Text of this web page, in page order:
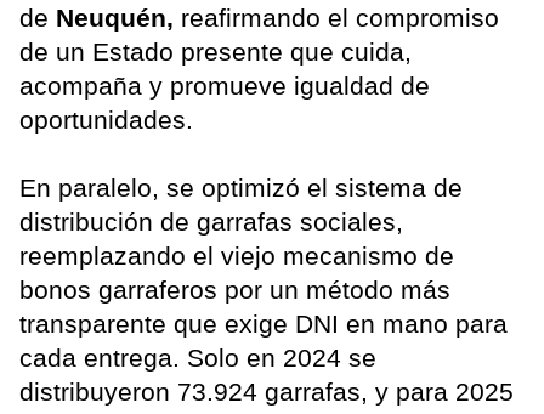
de Neuquén, reafirmando el compromiso
de un Estado presente que cuida,
acompaña y promueve igualdad de
oportunidades.
En paralelo, se optimizó el sistema de
distribución de garrafas sociales,
reemplazando el viejo mecanismo de
bonos garraferos por un método más
transparente que exige DNI en mano para
cada entrega. Solo en 2024 se
distribuyeron 73.924 garrafas, y para 2025